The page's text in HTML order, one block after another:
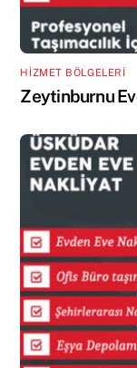
HİZMET BÖLGELERİ
Zeytinburnu